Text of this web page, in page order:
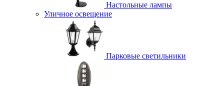
Настольные лампы
Уличное освещение
Парковые светильники